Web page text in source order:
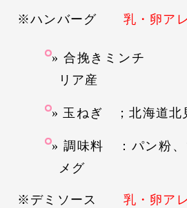
※ハンバーグ 乳・卵ア
合挽きミンチ
リア産
玉ねぎ ；北海道北
調味料 ：パン粉、
メグ
※デミソース 乳・卵ア